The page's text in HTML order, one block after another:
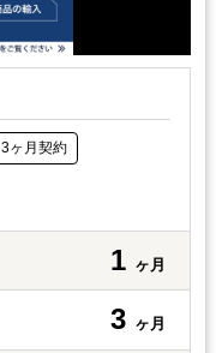
3ヶ月契約
1 ヶ月
3 ヶ月